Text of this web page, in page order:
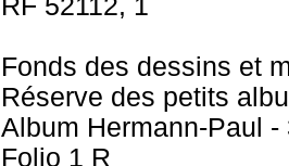
RF 52112, 1
Fonds des dessins et
Réserve des petits
Album Hermann-Paul -
Folio 1 R